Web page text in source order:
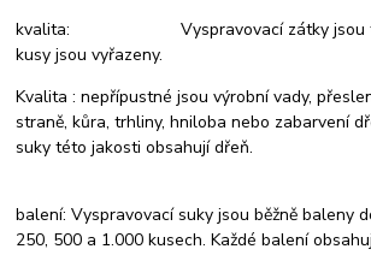
kvalita: Vyspravovací zátky jsou
kusy jsou vyřazeny.
Kvalita : nepřípustné jsou výrobní vady,
straně, kůra, trhliny, hniloba nebo zabarvení
suky této jakosti obsahují dřeň.
balení: Vyspravovací suky jsou běžně baleny
250, 500 a 1.000 kusech. Každé balení